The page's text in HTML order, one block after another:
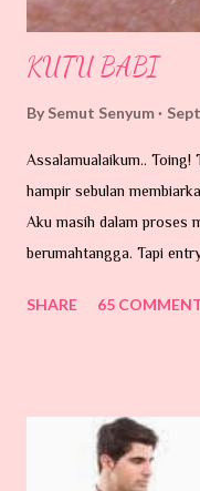
KUTU BABI
By Semut Senyum
Assalamualaikum.. Toing!
hampir sebulan
Aku masih dalam proses
berumahtangga. Tapi
Hari ni nak cerita pasal
Nama pun kutu, dia
Mungkin terbang atau
SHARE 65